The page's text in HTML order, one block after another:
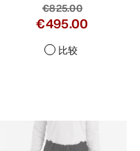
€825.00
€495.00
比较